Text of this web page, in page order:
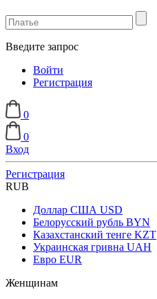
Введите запрос
Войти
Регистрация
0
0
Вход
Регистрация
RUB
Доллар США USD
Белорусский рубль BYN
Казахстанский тенге KZT
Украинская гривна UAH
Евро EUR
Женщинам